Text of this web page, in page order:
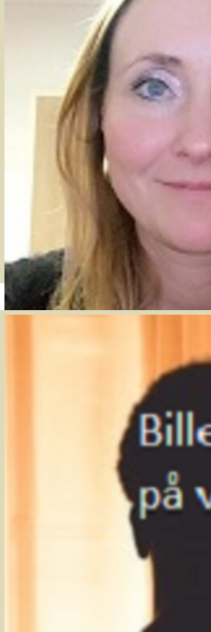
Læreuddannelsen